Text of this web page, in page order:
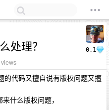
0.1
处理？
的代码又擅自说有版权问题又擅
什么版权问题，